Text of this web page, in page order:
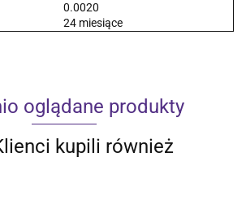
0.0020
24 miesiące
oglądane produkty
kupili również